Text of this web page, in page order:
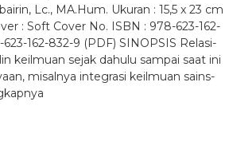
Lc., MA.Hum. Ukuran : 15,5 x 23 cm
: Soft Cover No. ISBN : 978-623-162-
162-832-9 (PDF) SINOPSIS Relasi-
keilmuan sejak dahulu sampai saat ini
misalnya integrasi keilmuan sains-